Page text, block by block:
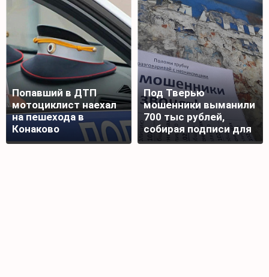
Попавший в ДТП
мотоциклист наехал
на пешехода в
Конаково
Под Тверью
мошенники выманили
700 тыс рублей,
собирая подписи для
награды бойца